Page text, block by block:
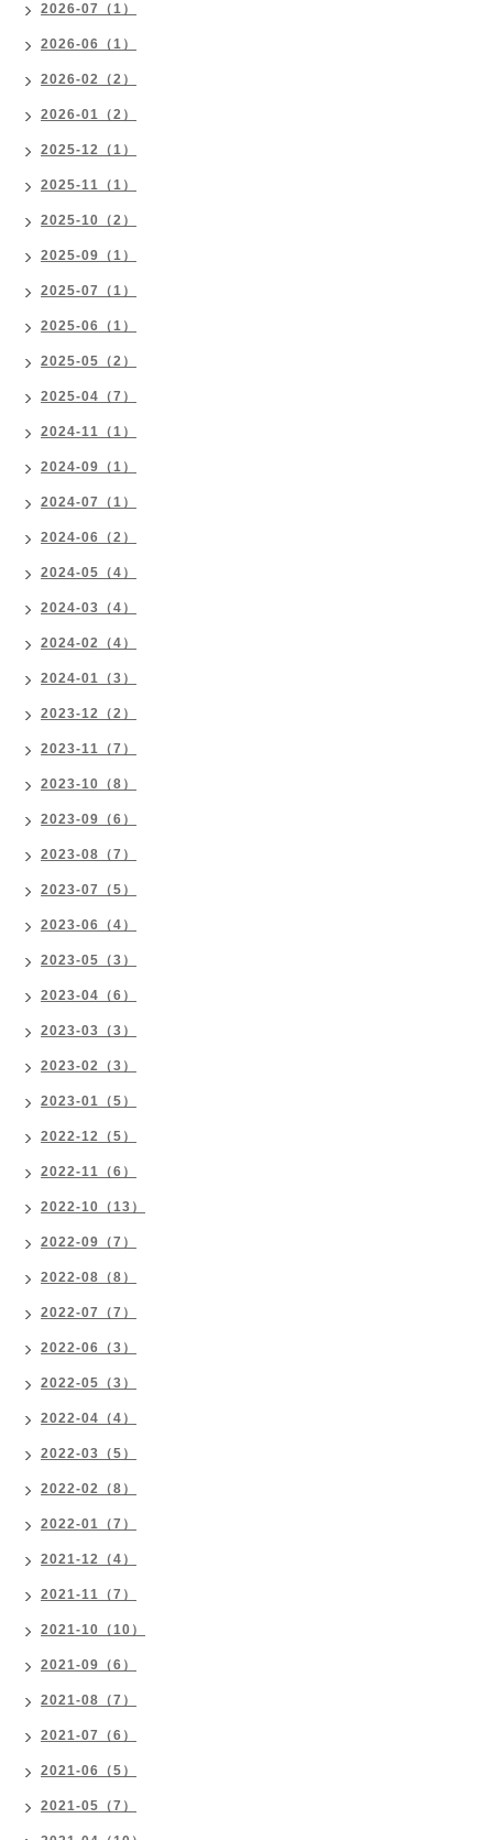
2026-07（1）
2026-06（1）
2026-02（2）
2026-01（2）
2025-12（1）
2025-11（1）
2025-10（2）
2025-09（1）
2025-07（1）
2025-06（1）
2025-05（2）
2025-04（7）
2024-11（1）
2024-09（1）
2024-07（1）
2024-06（2）
2024-05（4）
2024-03（4）
2024-02（4）
2024-01（3）
2023-12（2）
2023-11（7）
2023-10（8）
2023-09（6）
2023-08（7）
2023-07（5）
2023-06（4）
2023-05（3）
2023-04（6）
2023-03（3）
2023-02（3）
2023-01（5）
2022-12（5）
2022-11（6）
2022-10（13）
2022-09（7）
2022-08（8）
2022-07（7）
2022-06（3）
2022-05（3）
2022-04（4）
2022-03（5）
2022-02（8）
2022-01（7）
2021-12（4）
2021-11（7）
2021-10（10）
2021-09（6）
2021-08（7）
2021-07（6）
2021-06（5）
2021-05（7）